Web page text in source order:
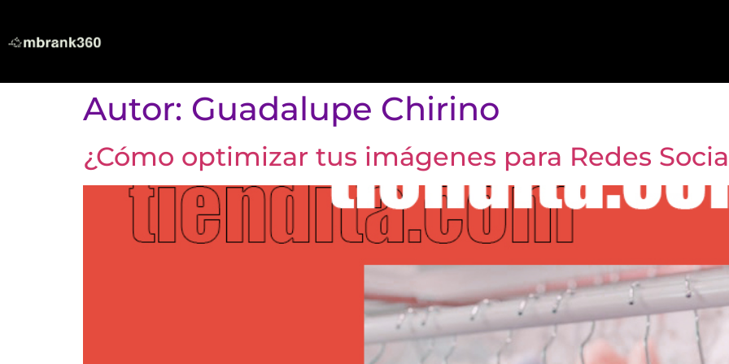
Autor: Guadalupe Chirino
¿Cómo optimizar tus imágenes para Redes